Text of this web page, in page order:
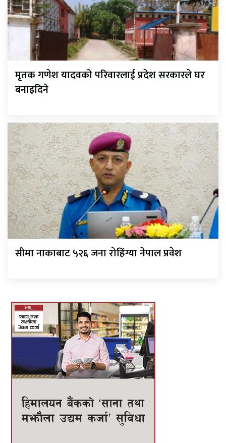
मृतक गणेश यादवको परिवारलाई प्रदेश सरकारले घर
बनाइदिने
सीमा नाकाबाट ५२६ जना रोहिंग्या नेपाल प्रवेश